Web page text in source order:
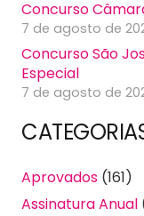
Concurso
7 de agosto de
Concurso São
Especial
7 de agosto de
Aprovados (161)
Assinatura Anual